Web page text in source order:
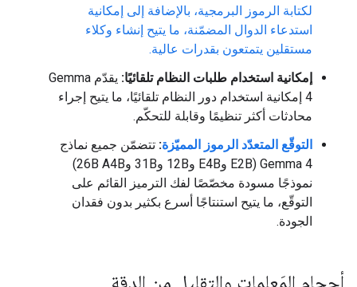
لكتابة الرموز البرمجية، بالإضافة إلى إمكانية
استدعاء الدوال المضمّنة، ما يتيح إنشاء وكلاء
مستقلين يتمتعون بقدرات عالية.
إمكانية استخدام طلبات النظام تلقائيًا:
يقدّم Gemma
4 إمكانية استخدام دور النظام تلقائيًا، ما يتيح إجراء
محادثات أكثر تنظيمًا وقابلة للتحكّم.
التوقّع المتعدّد الرموز المميّزة: تتضمّن جميع نماذج
Gemma 4 (E2B وE4B و12B و31B و26B A4B)
نموذجًا مسودة مخصّصًا لفك الترميز القائم على
التوقّع، ما يتيح استنتاجًا أسرع بكثير بدون فقدان
الجودة.
أحجام المَعلمات والتقليل من الدقة